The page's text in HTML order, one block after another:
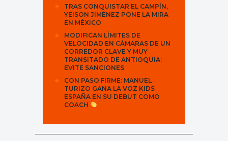
TRAS CONQUISTAR EL CAMPÍN,
YEISON JIMÉNEZ PONE LA MIRA
EN MÉXICO
MODIFICAN LÍMITES DE
VELOCIDAD EN CÁMARAS DE UN
CORREDOR CLAVE Y MUY
TRANSITADO DE ANTIOQUIA:
EVITE SANCIONES
CON PASO FIRME: MANUEL
TURIZO GANA LA VOZ KIDS
ESPAÑA EN SU DEBUT COMO
COACH